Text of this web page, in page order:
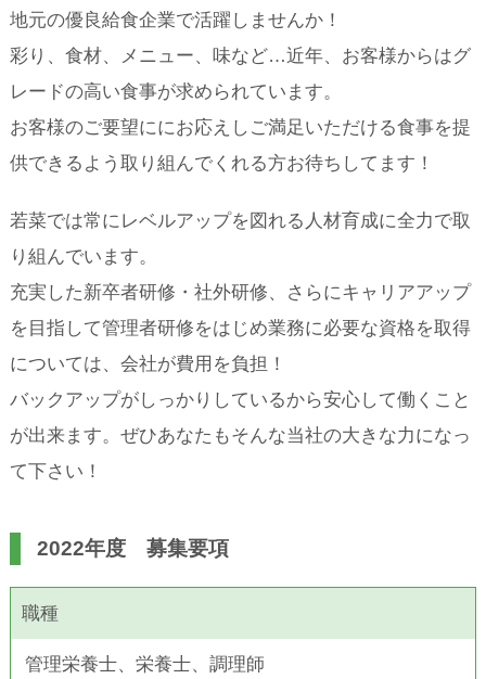
地元の優良給食企業で活躍しませんか！
彩り、食材、メニュー、味など…近年、お客様からはグ
レードの高い食事が求められています。
お客様のご要望ににお応えしご満足いただける食事を提
供できるよう取り組んでくれる方お待ちしてます！
若菜では常にレベルアップを図れる人材育成に全力で取
り組んでいます。
充実した新卒者研修・社外研修、さらにキャリアアップ
を目指して管理者研修をはじめ業務に必要な資格を取得
については、会社が費用を負担！
バックアップがしっかりしているから安心して働くこと
が出来ます。ぜひあなたもそんな当社の大きな力になっ
て下さい！
2022年度 募集要項
職種
管理栄養士、栄養士、調理師